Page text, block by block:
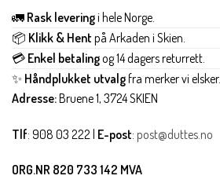
🚛 Rask leveringi hele Norge.
📦 Klikk & Hent på Arkaden i Skien.
💳 Enkel betalingog 14 dagers returrett.
✨ Håndplukket utvalgfra merker vi elsker.
Adresse:Bruene 1, 3724 SKIEN
Tlf: 908 03 222 | E-post: post@duttes.no
ORG.NR 820 733 142 MVA